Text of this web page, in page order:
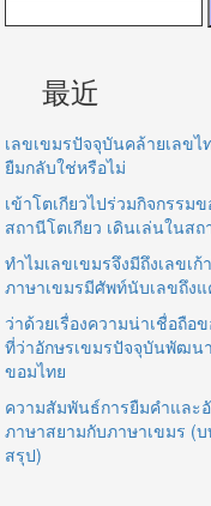
最近
เลขเขมรปัจจุบันคล้ายเลขไ
ยืมกลับใช่หรือไม่
เข้าโตเกียวไปร่วมกิจกรรม
สถานีโตเกียว เดินเล่นในส
ทำไมเลขเขมรจึงมีถึงเลขเ
ภาษาเขมรมีศัพท์นับเลขถึง
ว่าด้วยเรื่องความน่าเชื่อถือ
ที่ว่าอักษรเขมรปัจจุบันพัฒน
ขอมไทย
ความสัมพันธ์การยืมคำและ
ภาษาสยามกับภาษาเขมร (
สรุป)